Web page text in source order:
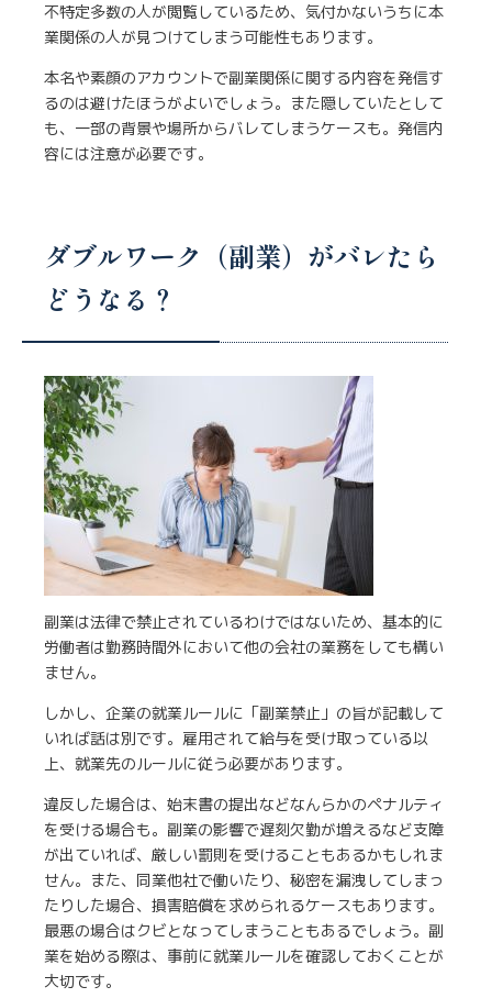
不特定多数の人が閲覧しているため、気付かないうちに本
業関係の人が見つけてしまう可能性もあります。
本名や素顔のアカウントで副業関係に関する内容を発信す
るのは避けたほうがよいでしょう。また隠していたとして
も、一部の背景や場所からバレてしまうケースも。発信内
容には注意が必要です。
ダブルワーク（副業）がバレたら
どうなる？
副業は法律で禁止されているわけではないため、基本的に
労働者は勤務時間外において他の会社の業務をしても構い
ません。
しかし、企業の就業ルールに「副業禁止」の旨が記載して
いれば話は別です。雇用されて給与を受け取っている以
上、就業先のルールに従う必要があります。
違反した場合は、始末書の提出などなんらかのペナルティ
を受ける場合も。副業の影響で遅刻欠勤が増えるなど支障
が出ていれば、厳しい罰則を受けることもあるかもしれま
せん。また、同業他社で働いたり、秘密を漏洩してしまっ
たりした場合、損害賠償を求められるケースもあります。
最悪の場合はクビとなってしまうこともあるでしょう。副
業を始める際は、事前に就業ルールを確認しておくことが
大切です。